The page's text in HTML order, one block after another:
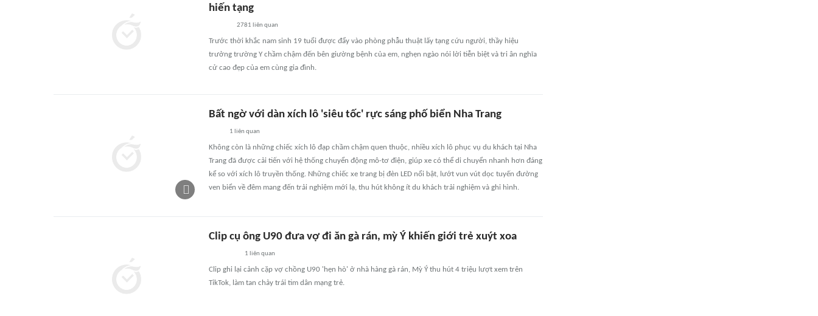
hiến tạng
2781 liên quan
Trước thời khắc nam sinh 19 tuổi được đẩy vào phòng phẫu thuật lấy tạng cứu người, thầy hiệu
trưởng trường Y chầm chậm đến bên giường bệnh của em, nghẹn ngào nói lời tiễn biệt và tri ân nghĩa
cử cao đẹp của em cùng gia đình.
Bất ngờ với dàn xích lô 'siêu tốc' rực sáng phố biển Nha Trang
1 liên quan
Không còn là những chiếc xích lô đạp chầm chậm quen thuộc, nhiều xích lô phục vụ du khách tại Nha
Trang đã được cải tiến với hệ thống chuyển động mô-tơ điện, giúp xe có thể di chuyển nhanh hơn đáng
kể so với xích lô truyền thống. Những chiếc xe trang bị đèn LED nổi bật, lướt vun vút dọc tuyến đường
ven biển về đêm mang đến trải nghiệm mới lạ, thu hút không ít du khách trải nghiệm và ghi hình.
Clip cụ ông U90 đưa vợ đi ăn gà rán, mỳ Ý khiến giới trẻ xuýt xoa
1 liên quan
Clip ghi lại cảnh cặp vợ chồng U90 'hẹn hò' ở nhà hàng gà rán, Mỳ Ý thu hút 4 triệu lượt xem trên
TikTok, làm tan chảy trái tim dân mạng trẻ.